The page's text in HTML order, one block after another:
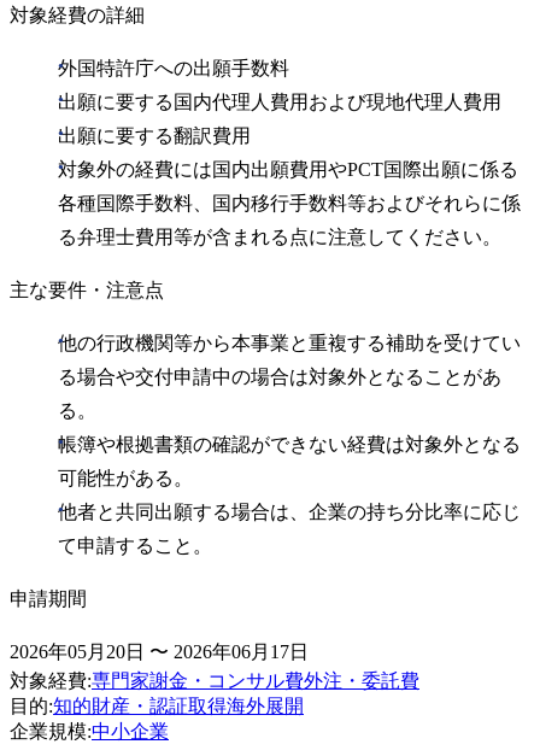
対象経費の詳細
外国特許庁への出願手数料
出願に要する国内代理人費用および現地代理人費用
出願に要する翻訳費用
対象外の経費には国内出願費用やPCT国際出願に係る
各種国際手数料、国内移行手数料等およびそれらに係
る弁理士費用等が含まれる点に注意してください。
主な要件・注意点
他の行政機関等から本事業と重複する補助を受けてい
る場合や交付申請中の場合は対象外となることがあ
る。
帳簿や根拠書類の確認ができない経費は対象外となる
可能性がある。
他者と共同出願する場合は、企業の持ち分比率に応じ
て申請すること。
申請期間
2026年05月20日 〜 2026年06月17日
対象経費:専門家謝金・コンサル費外注・委託費
目的:知的財産・認証取得海外展開
企業規模:中小企業